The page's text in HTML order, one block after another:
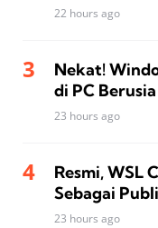
22 hours ago
Nekat!
di PC
23 hours ago
Resmi, WSL
Sebagai
23 hours ago